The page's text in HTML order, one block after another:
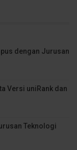
dengan Jurusan
Versi uniRank dan
Teknologi